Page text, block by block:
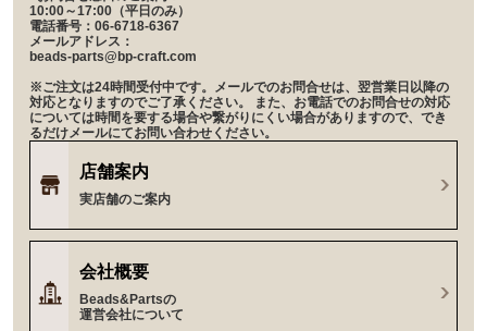
10:00～17:00（平日のみ）
電話番号：06-6718-6367
メールアドレス：
beads-parts@bp-craft.com
※ご注文は24時間受付中です。メールでのお問合せは、翌営業日以降の
対応となりますのでご了承ください。 また、お電話でのお問合せの対応
については時間を要する場合や繋がりにくい場合がありますので、でき
るだけメールにてお問い合わせください。
店舗案内
実店舗のご案内
会社概要
Beads&Partsの
運営会社について